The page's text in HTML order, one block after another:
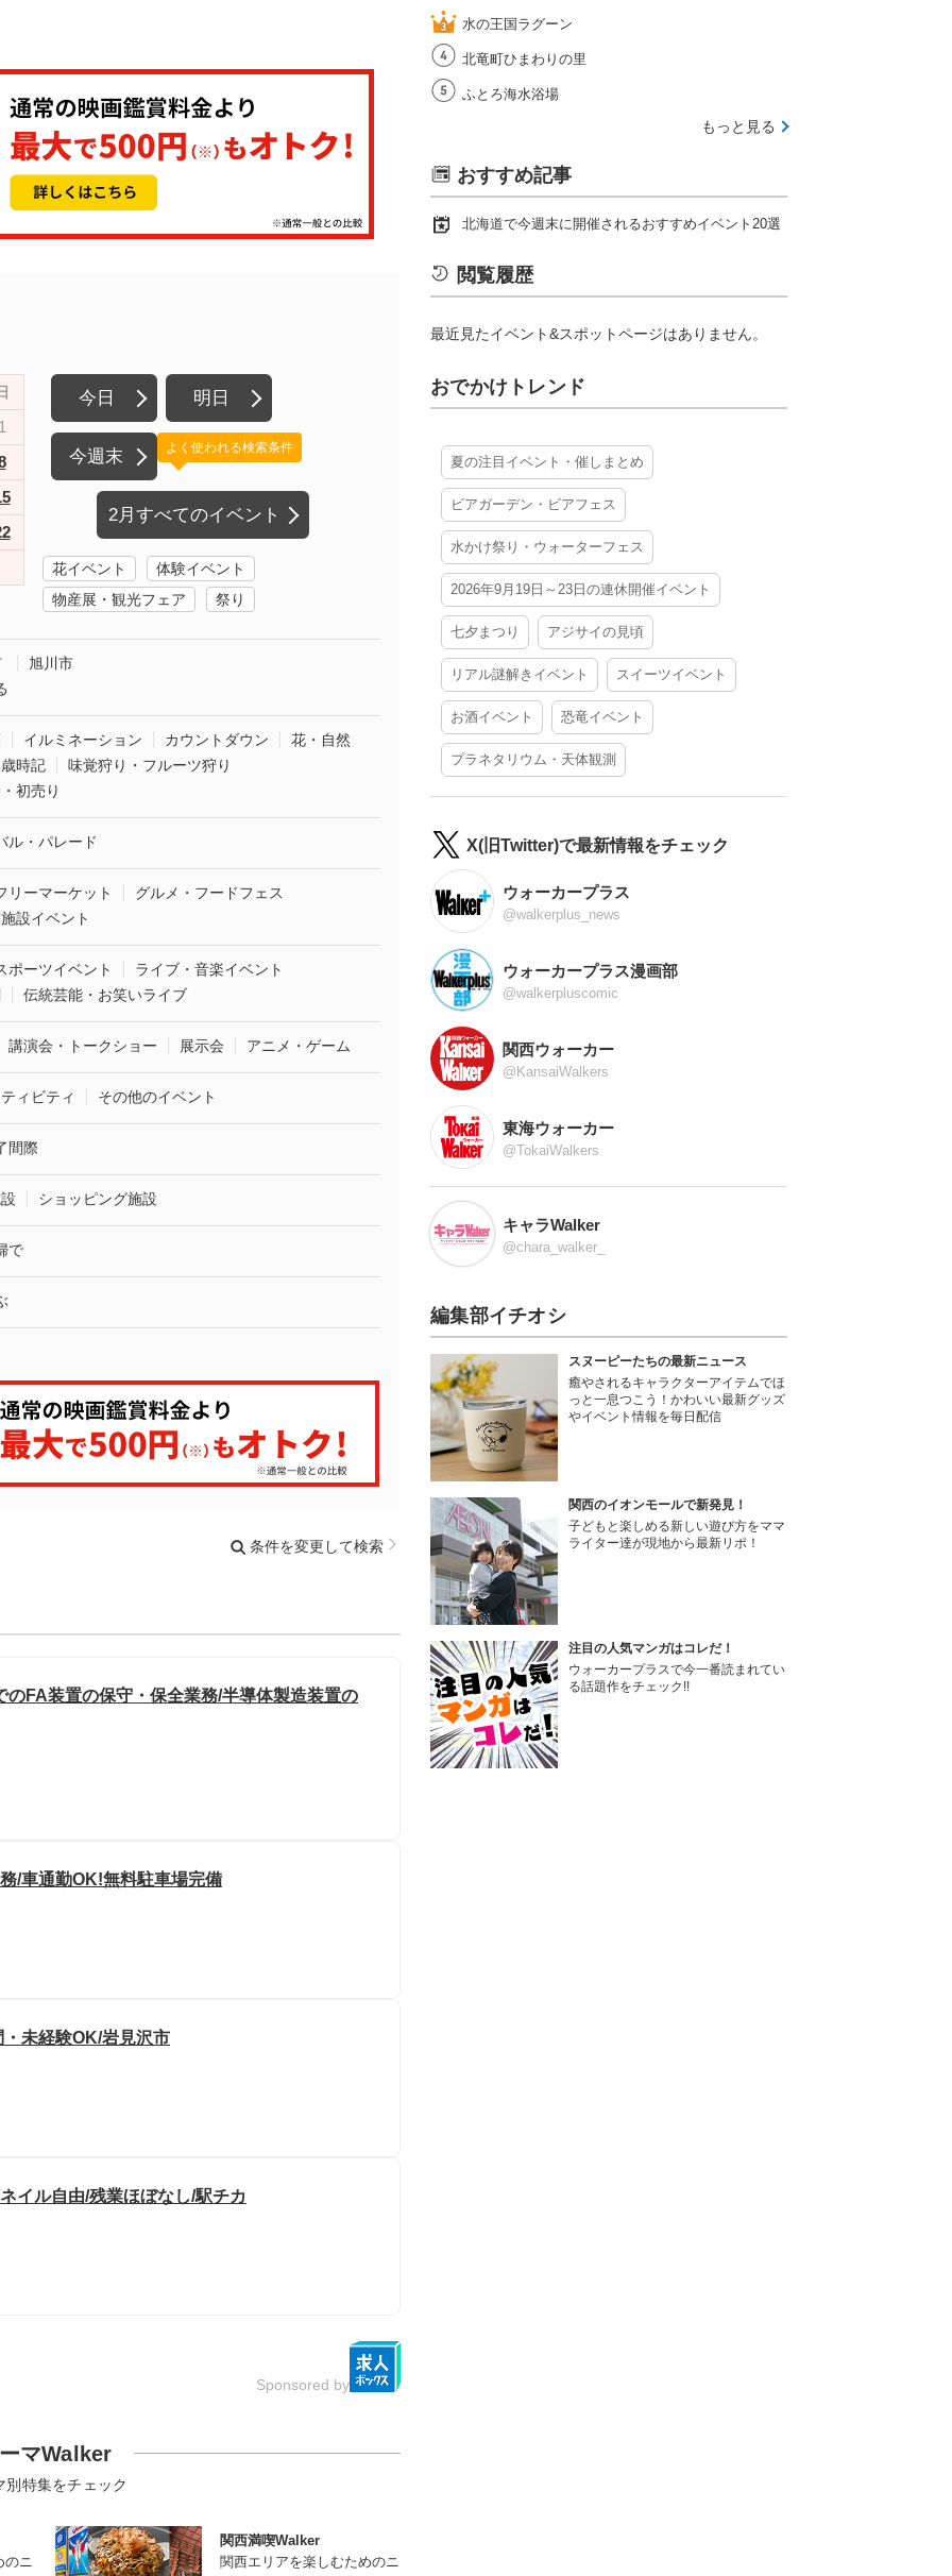
今日 明日
今週末
2月すべてのイベント
よく使われる検索条件
花イベント
体験イベント
物産展・観光フェア
祭り
旭川市
イルミネーション カウントダウン
花・自然
時記
味覚狩り・フルーツ狩り
初売り
ル・パレード
リーマーケット
グルメ・フードフェス
設イベント
ポーツイベント
ライブ・音楽イベント
伝統芸能・お笑いライブ
講演会・トークショー 展示会 アニメ・ゲーム
ィビティ その他のイベント
間際
ショッピング施設
で
条件を変更して検索
FA装置の保守・保全業務/半導体製造装置の
/車通勤OK!無料駐車場完備
未経験OK/岩見沢市
イル自由/残業ほぼなし/駅チカ
Sponsored by
マWalker
別特集をチェック
のニ
関西満喫Walker
関西エリアを楽しむためのニ
水の王国ラグーン
北竜町ひまわりの里
ふとろ海水浴場
もっと見る
おすすめ記事
北海道で今週末に開催されるおすすめイベント20選
閲覧履歴
最近見たイベント&スポットページはありません。
おでかけトレンド
夏の注目イベント・催しまとめ
ビアガーデン・ビアフェス
水かけ祭り・ウォーターフェス
2026年9月19日～23日の連休開催イベント
七夕まつり アジサイの見頃
リアル謎解きイベント スイーツイベント
お酒イベント 恐竜イベント
プラネタリウム・天体観測
X(旧Twitter)で最新情報をチェック
ウォーカープラス
@walkerplus_news
ウォーカープラス漫画部
@walkerpluscomic
関西ウォーカー
@KansaiWalkers
東海ウォーカー
@TokaiWalkers
キャラWalker
@chara_walker_
編集部イチオシ
スヌーピーたちの最新ニュース
癒やされるキャラクターアイテムでほ
っと一息つこう！かわいい最新グッズ
やイベント情報を毎日配信
関西のイオンモールで新発見！
子どもと楽しめる新しい遊び方をママ
ライター達が現地から最新リポ！
注目の人気マンガはコレだ！
ウォーカープラスで今一番読まれてい
る話題作をチェック!!